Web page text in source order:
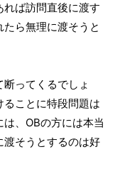
ば訪問直後に渡す
ら無理に渡そうと
ってくるでしょ
ことに特段問題は
、OBの方には本当
渡そうとするのは好